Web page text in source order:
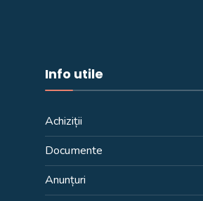
Info utile
Achiziții
Documente
Anunțuri